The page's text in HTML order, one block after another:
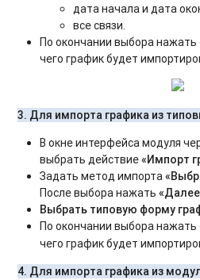
дата начала и дата
все связи.
По окончании выбора нажать
чего график будет
3. Для импорта графика из
В окне интерфейса модуля
выбрать действие«Импорт
Задать метод импорта
После выбора нажать
Выбрать типовую форму
По окончании выбора нажать
чего график будет
4. Для импорта графика из